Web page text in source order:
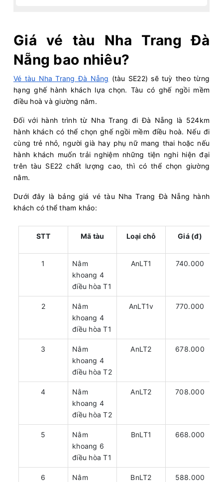
Giá vé tàu Nha Trang Đà
Nẵng bao nhiêu?
Vé tàu Nha Trang Đà Nẵng (tàu SE22) sẽ tuỳ theo từng
hạng ghế hành khách lựa chọn. Tàu có ghế ngồi mềm
điều hoà và giường nằm.
Đối với hành trình từ Nha Trang đi Đà Nẵng là 524km
hành khách có thể chọn ghế ngồi mềm điều hoà. Nếu đi
cùng trẻ nhỏ, người già hay phụ nữ mang thai hoặc nếu
hành khách muốn trải nghiệm những tiện nghi hiện đại
trên tàu SE22 chất lượng cao, thì có thể chọn giường
nằm.
Dưới đây là bảng giá vé tàu Nha Trang Đà Nẵng hành
khách có thể tham khảo:
STT Mã tàu Loại chỗ Giá (đ)
1
Nằm
khoang 4
điều hòa T1
AnLT1 740.000
2
Nằm
khoang 4
điều hòa T1
AnLT1v 770.000
3
Nằm
khoang 4
điều hòa T2
AnLT2 678.000
4
Nằm
khoang 4
điều hòa T2
AnLT2 708.000
5
Nằm
khoang 6
điều hòa T1
BnLT1 668.000
6 Nằm BnLT2 588.000